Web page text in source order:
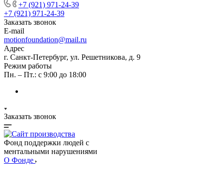
+7 (921) 971-24-39
+7 (921) 971-24-39
Заказать звонок
E-mail
motionfoundation@mail.ru
Адрес
г. Санкт-Петербург, ул. Решетникова, д. 9
Режим работы
Пн. – Пт.: с 9:00 до 18:00
Заказать звонок
Фонд поддержки людей с
ментальными нарушениями
О Фонде